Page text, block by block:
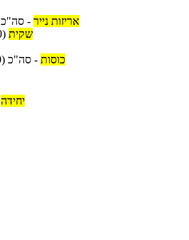
אריזות נייר - סה"כ
שקית (10 גרם)
כוסות - סה"כ (180 גרם)
יחידה